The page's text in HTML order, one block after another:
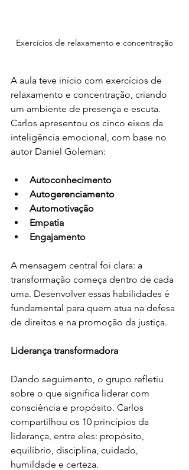
Exercícios de relaxamento e concentração
A aula teve início com exercícios de
relaxamento e concentração, criando
um ambiente de presença e escuta.
Carlos apresentou os cinco eixos da
inteligência emocional, com base no
autor Daniel Goleman:
Autoconhecimento
Autogerenciamento
Automotivação
Empatia
Engajamento
A mensagem central foi clara: a
transformação começa dentro de cada
uma. Desenvolver essas habilidades é
fundamental para quem atua na defesa
de direitos e na promoção da justiça.
Liderança transformadora
Dando seguimento, o grupo refletiu
sobre o que significa liderar com
consciência e propósito. Carlos
compartilhou os 10 princípios da
liderança, entre eles: propósito,
equilíbrio, disciplina, cuidado,
humildade e certeza.